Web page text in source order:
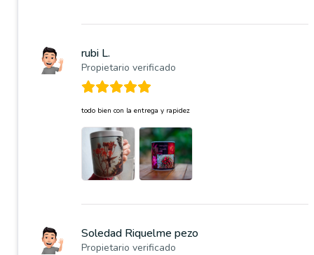
rubi L.
Propietario verificado
todo bien con la entrega y rapidez
Soledad Riquelme pezo
Propietario verificado